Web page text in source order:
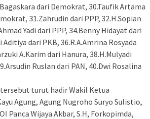
dari Demokrat, 30.Taufik Artama
31.Zahrudin dari PPP, 32.H.Sopian
Yadi dari PPP, 34.Benny Hidayat dari
Aditiya dari PKB, 36.R.A.Amrina Rosyada
A.Karim dari Hanura, 38.H.Mulyadi
Ruslan dari PAN, 40.Dwi Rosalina
turut hadir Wakil Ketua
Agung, Agung Nugroho Suryo Sulistio,
Panca Wijaya Akbar, S.H, Forkopimda,